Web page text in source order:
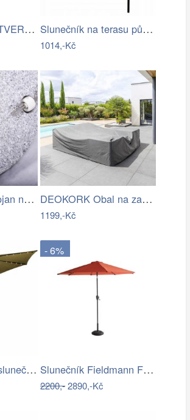
Stínící plachta ČTVEREC Rojaplast Slunečník na terasu půlkruhový - zelený…
1014,-Kč
Garthen 1507 Stojan na slunečník … DEOKORK Obal na zahradní nábytek…
1199,-Kč
Stilista zahradní slunečník LED s…
- 6%
Slunečník Fieldmann FDZN 4014
2200,-2890,-Kč